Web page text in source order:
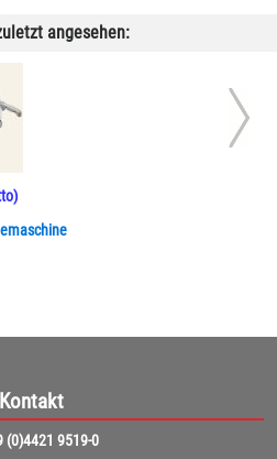
angesehen:
Kontakt
(0)4421 9519-0